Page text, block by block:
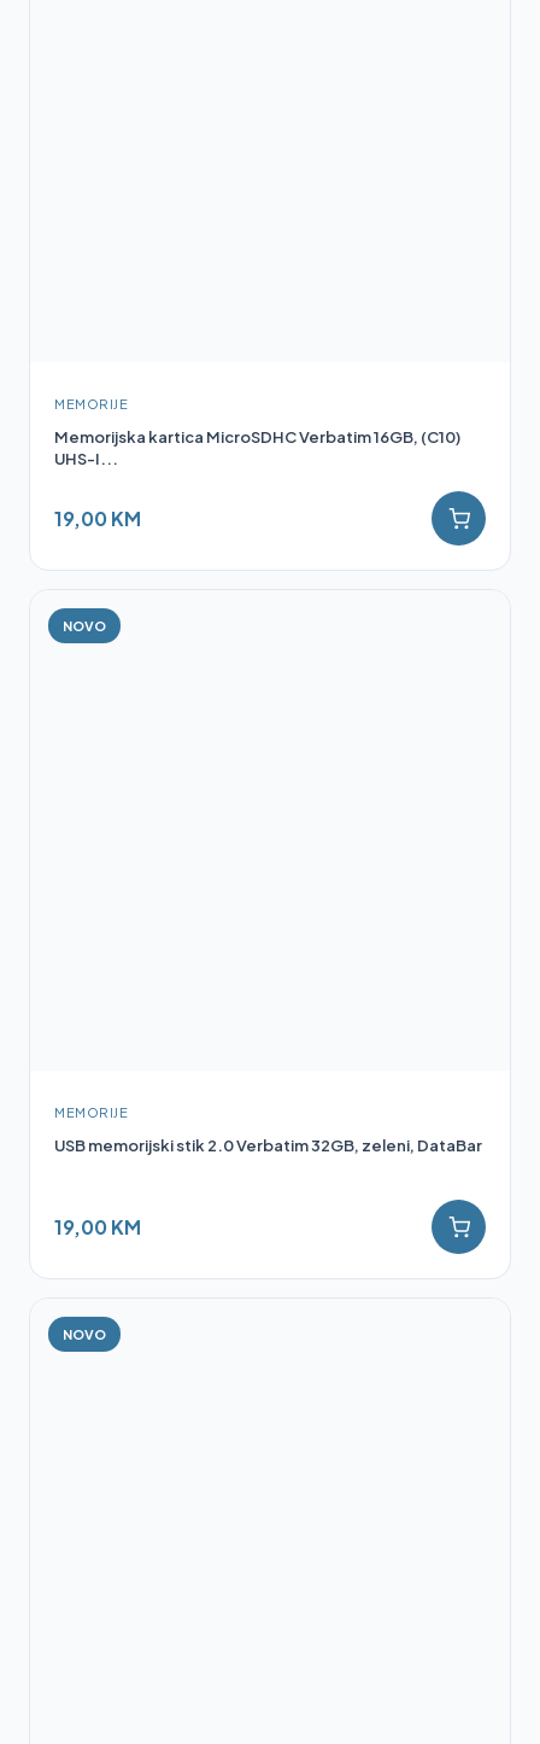
MEMORIJE
Memorijska kartica MicroSDHC Verbatim 16GB, (C10)
UHS-I...
19,00 KM
NOVO
MEMORIJE
USB memorijski stik 2.0 Verbatim 32GB, zeleni, DataBar
19,00 KM
NOVO